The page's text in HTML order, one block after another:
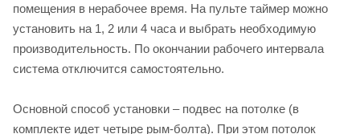
помещения в нерабочее время. На пульте таймер можно
установить на 1, 2 или 4 часа и выбрать необходимую
производительность. По окончании рабочего интервала
система отключится самостоятельно.
Основной способ установки – подвес на потолке (в
комплекте идет четыре рым-болта). При этом потолок